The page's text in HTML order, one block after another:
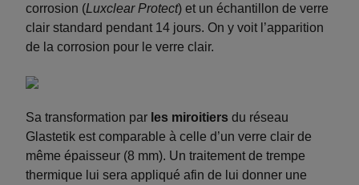
corrosion (Luxclear Protect) et un échantillon de verre
clair standard pendant 14 jours. On y voit l’apparition
de la corrosion pour le verre clair.
Sa transformation par les miroitiers du réseau
Glastetik est comparable à celle d’un verre clair de
même épaisseur (8 mm). Un traitement de trempe
thermique lui sera appliqué afin de lui donner une